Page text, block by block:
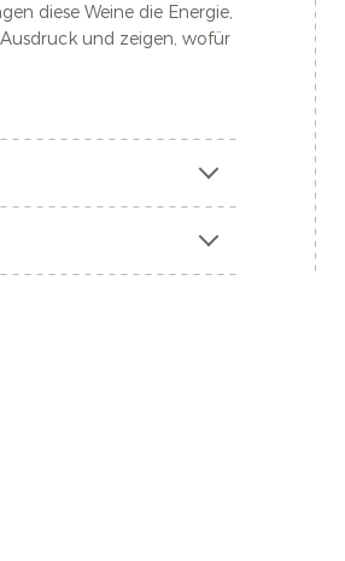
diese Weine die Energie,
und zeigen, wofür